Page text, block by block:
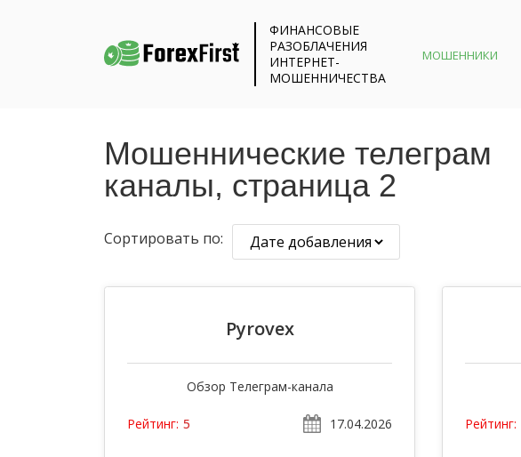
ФИНАНСОВЫЕ
РАЗОБЛАЧЕНИЯ
ИНТЕРНЕТ-
МОШЕННИЧЕСТВА
МОШЕННИКИ
Мошеннические телеграм
каналы, страница 2
Сортировать по:
Pyrovex
Обзор Телеграм-канала
Рейтинг: 5 17.04.2026 Рейтинг: